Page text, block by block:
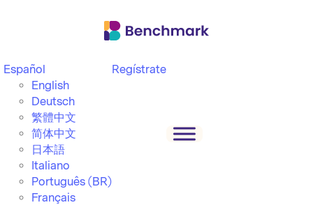
Español
English
Deutsch
繁體中文
简体中文
日本語
Italiano
Português (BR)
Français
Regístrate